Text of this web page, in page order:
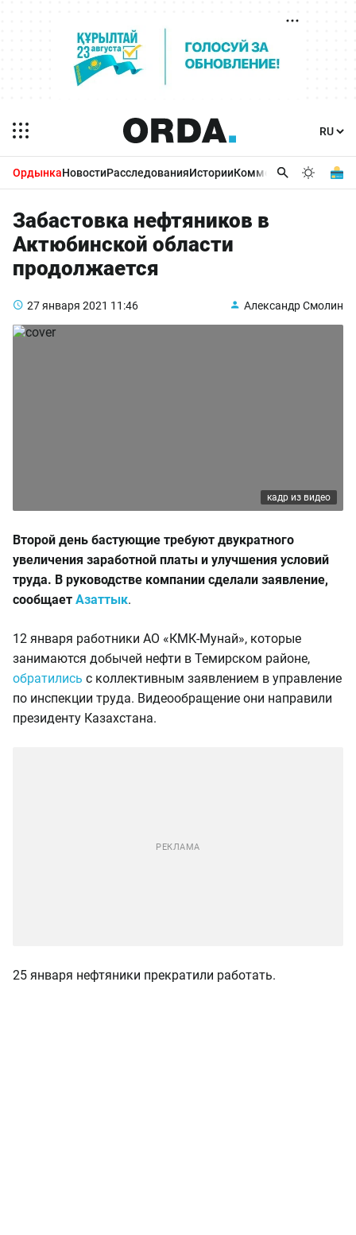
ОрдынкаНовостиРасследованияИсторииКомментарииБизнес
Забастовка нефтяников в
Актюбинской области
продолжается
27 января 2021 11:46 Александр Смолин
кадр из видео
Второй день бастующие требуют двукратного
увеличения заработной платы и улучшения условий
труда. В руководстве компании сделали заявление,
сообщает Азаттык.
12 января работники АО «КМК-Мунай», которые
занимаются добычей нефти в Темирском районе,
обратились с коллективным заявлением в управление
по инспекции труда. Видеообращение они направили
президенту Казахстана.
25 января нефтяники прекратили работать.